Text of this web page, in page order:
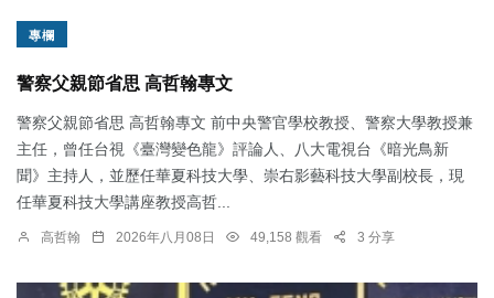
專欄
警察父親節省思 高哲翰專文
警察父親節省思 高哲翰專文 前中央警官學校教授、警察大學教授兼
主任，曾任台視《臺灣變色龍》評論人、八大電視台《暗光鳥新
聞》主持人，並歷任華夏科技大學、崇右影藝科技大學副校長，現
任華夏科技大學講座教授高哲...
高哲翰 2026年八月08日 49,158 觀看 3 分享